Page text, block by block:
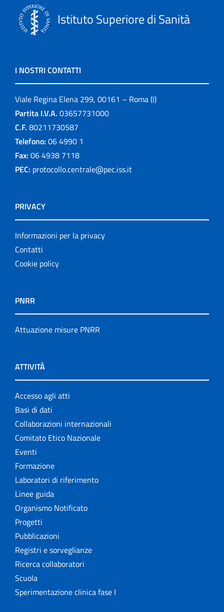
Istituto Superiore di Sanità
I NOSTRI CONTATTI
Viale Regina Elena 299, 00161 – Roma (I)
Partita I.V.A. 03657731000
C.F. 80211730587
Telefono: 06 4990 1
Fax: 06 4938 7118
PEC: protocollo.centrale@pec.iss.it
PRIVACY
Informazioni per la privacy
Contatti
Cookie policy
PNRR
Attuazione misure PNRR
ATTIVITÀ
Accesso agli atti
Basi di dati
Collaborazioni internazionali
Comitato Etico Nazionale
Eventi
Formazione
Laboratori di riferimento
Linee guida
Organismo Notificato
Progetti
Pubblicazioni
Registri e sorveglianze
Ricerca collaboratori
Scuola
Sperimentazione clinica fase I